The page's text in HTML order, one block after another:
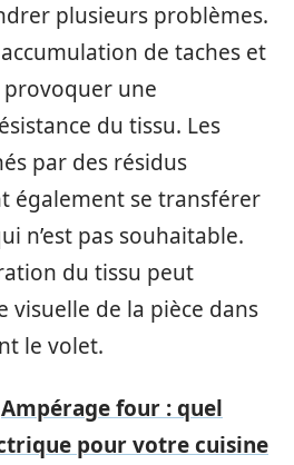
plusieurs problèmes.
de taches et
provoquer une
du tissu. Les
par des résidus
également se transférer
n’est pas souhaitable.
du tissu peut
visuelle de la pièce dans
le volet.
Ampérage four : quel
pour votre cuisine